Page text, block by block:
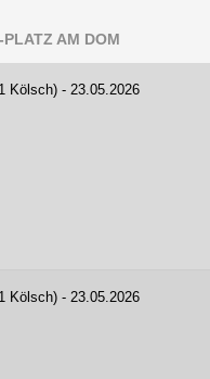
AM DOM
Kölsch) - 23.05.2026
Kölsch) - 23.05.2026